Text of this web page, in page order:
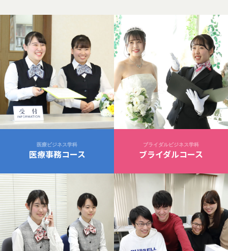
医療ビジネス学科
医療事務コース
ブライダルビジネス学科
ブライダルコース